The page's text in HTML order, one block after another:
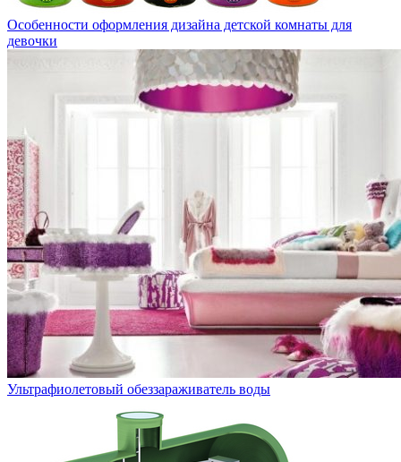
Особенности оформления дизайна детской комнаты для
девочки
Ультрафиолетовый обеззараживатель воды